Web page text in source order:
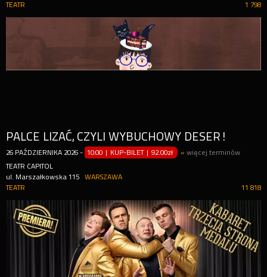
1 798
TEATR
PALCE LIZAĆ, CZYLI WYBUCHOWY DESER!
26 PAŹDZIERNIKA 2026 - 10:00 | KUP-BILET |92.00zł »więcej terminów
TEATR CAPITOL
ul. Marszałkowska 115
WARSZAWA
11 818
TEATR